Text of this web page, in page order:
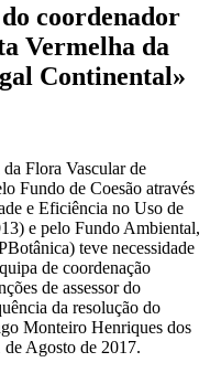
coordenador
Vermelha da
Continental»
Flora Vascular de
Fundo de Coesão através
e Eficiência no Uso de
e pelo Fundo Ambiental,
teve necessidade
de coordenação
de assessor do
da resolução do
Monteiro Henriques dos
de Agosto de 2017.